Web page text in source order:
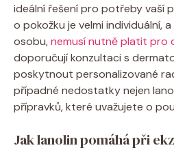
‍ideální‍ řešení pro potřeby ⁢vaší
o pokožku je velmi‍ individuální,
osobu, ​nemusí nutně platit pro
doporučují konzultaci s
poskytnout personalizované
případné‌ nedostatky ⁣nejen
⁢přípravků, které uvažujete o
Jak lanolin pomáhá při